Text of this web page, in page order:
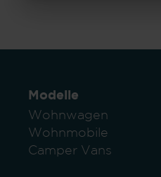
Modelle
Wohnwagen
Wohnmobile
Camper Vans